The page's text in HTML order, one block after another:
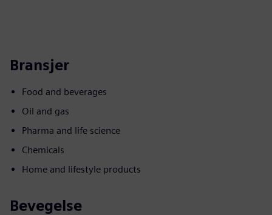
Bransjer
Food and beverages
Oil and gas
Pharma and life science
Chemicals
Home and lifestyle products
Bevegelse